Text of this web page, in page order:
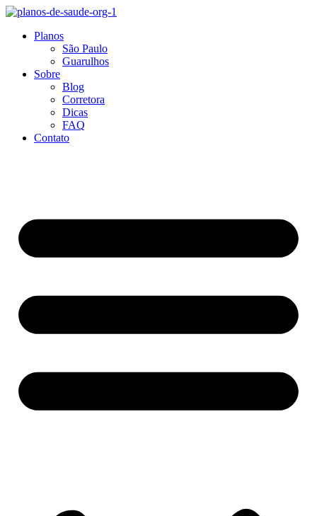
Ir
Planos
São Paulo
Guarulhos
Sobre
Blog
Corretora
Dicas
FAQ
Contato